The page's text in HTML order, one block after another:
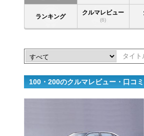
ランキング
クルマレビュー
(6)
100・200のクルマレビュー・口コミ